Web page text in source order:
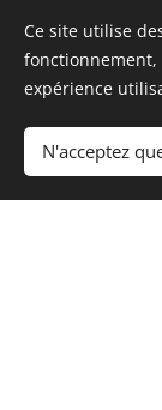
Ce site utilise
expérience
N'acceptez